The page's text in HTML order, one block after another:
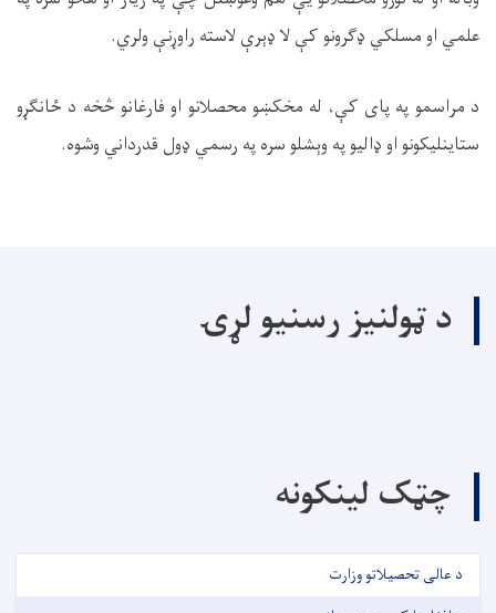
علمي او مسلکي ډګرونو کې لا ډېرې لاسته راوړنې ولري.
د مراسمو په پای کې، له مخکښو محصلانو او فارغانو څخه د ځانګړو
ستاینلیکونو او ډالیو په وېشلو سره په رسمي ډول قدرداني وشوه.
د ټولنیز رسنیو لړۍ
چټک لینکونه
د عالی تحصیلاتو وزارت